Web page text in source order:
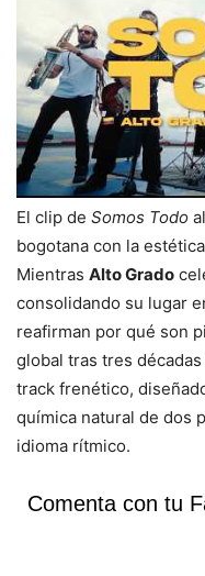
El clip de Somos Todo
bogotana con la
Mientras Alto Grado
consolidando su lugar
reafirman por qué son
global tras tres
track frenético,
química natural de dos
idioma rítmico.
Comenta con tu